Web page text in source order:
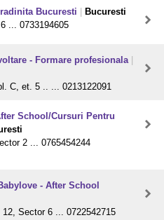
Bucuresti
Bucuresti
... 0733194605
- Formare profesionala
C, et. 5 .. ... 0213122091
School/Cursuri Pentru
2 ... 0765454244
- After School
Sector 6 ... 0722542715